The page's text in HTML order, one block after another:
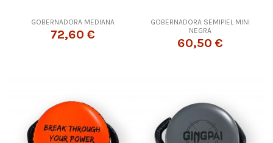
GOBERNADORA MEDIANA
72,60 €
GOBERNADORA SEMIPIEL MINI
NEGRA
60,50 €